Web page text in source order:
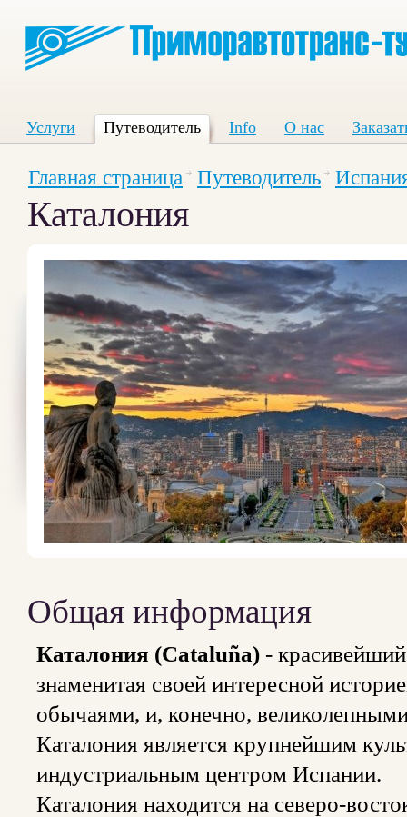
Услуги Путеводитель Info О нас
Главная страница Путеводитель
Каталония
Общая информация
Каталония (Cataluña) -
знаменитая своей интересной
обычаями, и, конечно,
Каталония является крупнейшим
индустриальным центром Испании.
Каталония находится на северо-